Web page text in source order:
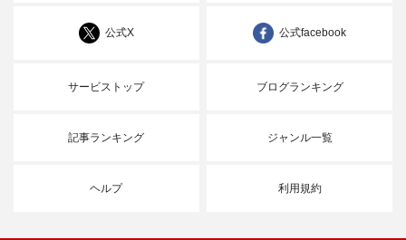
公式X 公式facebook
サービストップ ブログランキング
記事ランキング ジャンル一覧
ヘルプ 利用規約